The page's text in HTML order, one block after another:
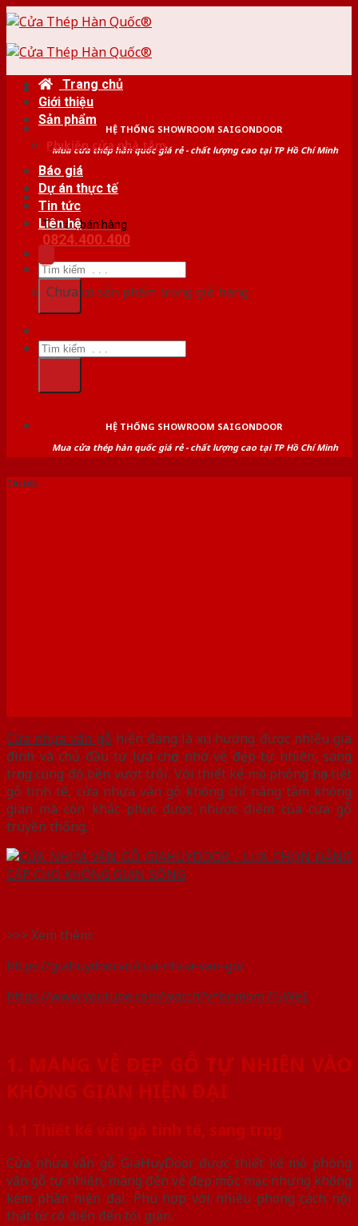
Skip
content
HỆ THỐNG SHOWROOM SAIGONDOOR
Mua cửa thép hàn quốc giá rẻ - chất lượng cao tại TP Hồ Chí Minh
Tư vấn bán hàng
0824.400.400
Tìm
kiếm:
Trang chủ
Giới thiệu
Sản phẩm
Phụ kiện cửa nhà tắm
Báo giá
Dự án thực tế
Tin tức
Liên hệ
Chưa có sản phẩm trong giỏ hàng.
Tìm
kiếm:
HỆ THỐNG SHOWROOM SAIGONDOOR
Mua cửa thép hàn quốc giá rẻ - chất lượng cao tại TP Hồ Chí Minh
Tin tức
Cửa nhựa vân gỗ hiện đang là xu hướng được nhiều gia
đình và chủ đầu tư lựa chọn nhờ vẻ đẹp tự nhiên, sang
trọng cùng độ bền vượt trội. Với thiết kế mô phỏng họa tiết
gỗ tinh tế, cửa nhựa vân gỗ không chỉ nâng tầm không
gian mà còn khắc phục được nhược điểm của cửa gỗ
truyền thống.
>>> Xem thêm:
https://giahuydoor.vn/cua-nhua-van-go/
https://www.youtube.com/watch?v=bnmom7l5WeE
1. MANG VẺ ĐẸP GỖ TỰ NHIÊN VÀO
KHÔNG GIAN HIỆN ĐẠI
1.1 Thiết kế vân gỗ tinh tế, sang trọng
Cửa nhựa vân gỗ GiaHuyDoor được thiết kế mô phỏng
vân gỗ tự nhiên, mang đến vẻ đẹp mộc mạc nhưng không
kém phần hiện đại. Phù hợp với nhiều phong cách nội
thất từ cổ điển đến tối giản.